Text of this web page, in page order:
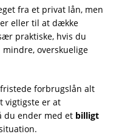
fra et privat lån, men
eller til at dække
praktiske, hvis du
overskuelige
forbrugslån alt
vigtigste er at
du ender med et billigt